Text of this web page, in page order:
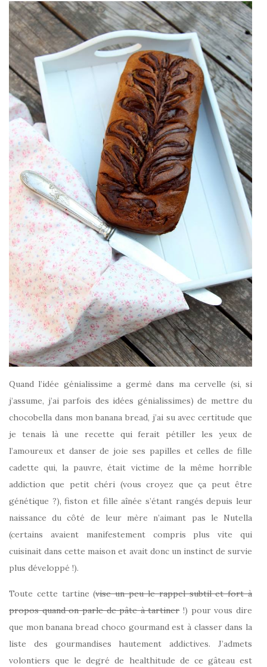
Quand l’idée génialissime a germé dans ma cervelle (si, si
j’assume, j’ai parfois des idées génialissimes) de mettre du
chocobella dans mon banana bread, j’ai su avec certitude que
je tenais là une recette qui ferait pétiller les yeux de
l’amoureux et danser de joie ses papilles et celles de fille
cadette qui, la pauvre, était victime de la même horrible
addiction que petit chéri (vous croyez que ça peut être
génétique ?), fiston et fille aînée s’étant rangés depuis leur
naissance du côté de leur mère n’aimant pas le Nutella
(certains avaient manifestement compris plus vite qui
cuisinait dans cette maison et avait donc un instinct de survie
plus développé !).
Toute cette tartine (vise un peu le rappel subtil et fort à
propos quand on parle de pâte à tartiner!) pour vous dire
que mon banana bread choco gourmand est à classer dans la
liste des gourmandises hautement addictives. J’admets
volontiers que le degré de healthitude de ce gâteau est